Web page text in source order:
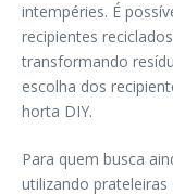
intempéries. É
recipientes
transformando
escolha dos
horta DIY.
Para quem busca
utilizando